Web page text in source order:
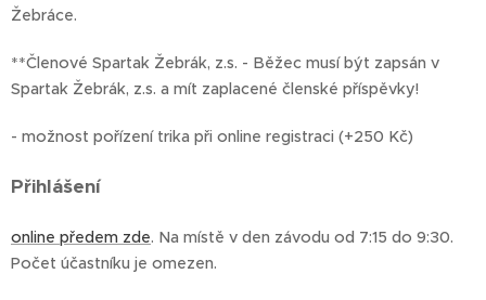
Žebráce.
**Členové Spartak Žebrák, z.s. - Běžec musí být zapsán v
Spartak Žebrák, z.s. a mít zaplacené členské příspěvky!
- možnost pořízení trika při online registraci (+250 Kč)
Přihlášení
online předem zde. Na místě v den závodu od 7:15 do 9:30.
Počet účastníku je omezen.